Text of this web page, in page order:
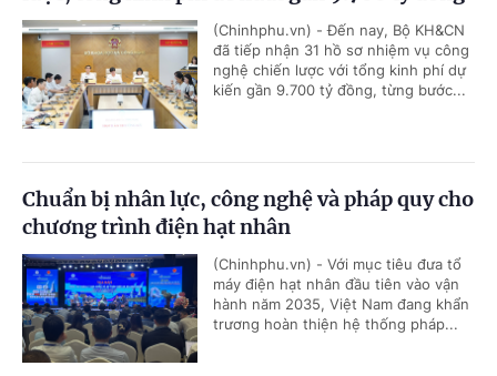
(Chinhphu.vn) - Đến nay, Bộ KH&CN
đã tiếp nhận 31 hồ sơ nhiệm vụ công
nghệ chiến lược với tổng kinh phí dự
kiến gần 9.700 tỷ đồng, từng bước...
Chuẩn bị nhân lực, công nghệ và pháp quy cho
chương trình điện hạt nhân
(Chinhphu.vn) - Với mục tiêu đưa tổ
máy điện hạt nhân đầu tiên vào vận
hành năm 2035, Việt Nam đang khẩn
trương hoàn thiện hệ thống pháp...